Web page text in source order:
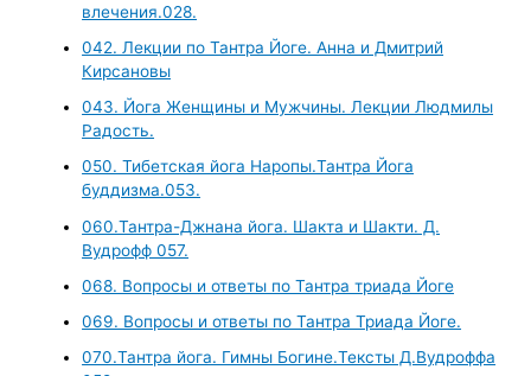
влечения.028.
042. Лекции по Тантра Йоге. Анна и Дмитрий
Кирсановы
043. Йога Женщины и Мужчины. Лекции Людмилы
Радость.
050. Тибетская йога Наропы.Тантра Йога
буддизма.053.
060.Тантра-Джнана йога. Шакта и Шакти. Д.
Вудрофф 057.
068. Вопросы и ответы по Тантра триада Йоге
069. Вопросы и ответы по Тантра Триада Йоге.
070.Тантра йога. Гимны Богине.Тексты Д.Вудроффа